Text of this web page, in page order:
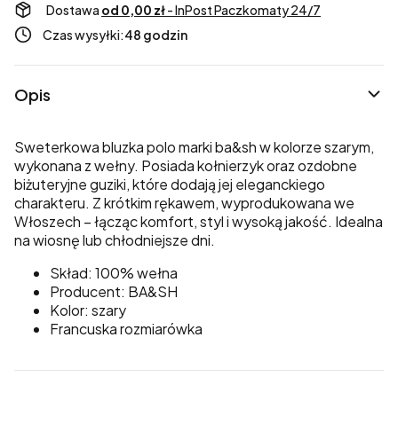
Dostawa od 0,00 zł- InPost Paczkomaty 24/7
Czas wysyłki:48 godzin
Opis
Sweterkowa bluzka polo marki ba&sh w kolorze szarym,
wykonana z wełny. Posiada kołnierzyk oraz ozdobne
biżuteryjne guziki, które dodają jej eleganckiego
charakteru. Z krótkim rękawem, wyprodukowana we
Włoszech – łącząc komfort, styl i wysoką jakość. Idealna
na wiosnę lub chłodniejsze dni.
Skład: 100% wełna
Producent: BA&SH
Kolor: szary
Francuska rozmiarówka